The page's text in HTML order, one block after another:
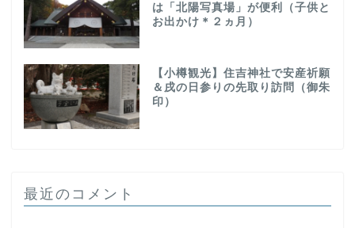
は「北陽写真場」が便利（子供と
お出かけ＊２ヵ月）
【小樽観光】住吉神社で安産祈願
＆戌の日参りの先取り訪問（御朱
印）
最近のコメント